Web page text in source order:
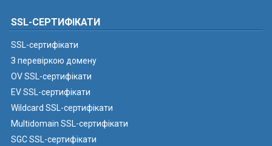
SSL-СЕРТИФІКАТИ
SSL-сертифікати
З перевіркою домену
OV SSL-сертифікати
EV SSL-сертифікати
Wildcard SSL-сертифікати
Multidomain SSL-сертифікати
SGC SSL-сертифікати